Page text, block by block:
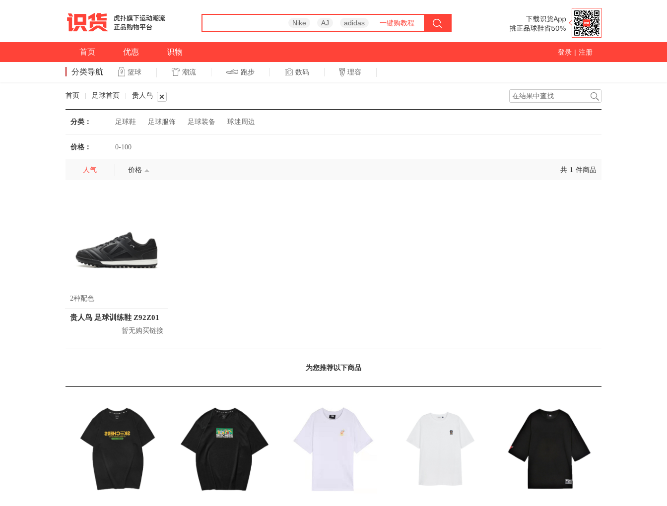
Nike AJ adidas 一键购教程
首页 优惠 识物 登录 | 注册
分类导航 篮球 潮流 跑步 数码 理容
首页 足球首页 贵人鸟
分类： 足球鞋 足球服饰 足球装备 球迷周边
价格： 0-100
人气 价格 共 1 件商品
2种配色
贵人鸟 足球训练鞋 Z92Z01
暂无购买链接
为您推荐以下商品